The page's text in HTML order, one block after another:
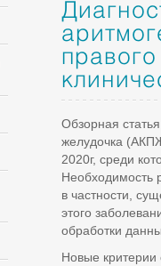
Обзорная
желудочка
2020г, среди
Необходимость
в частности,
этого
обработки
Новые критерии